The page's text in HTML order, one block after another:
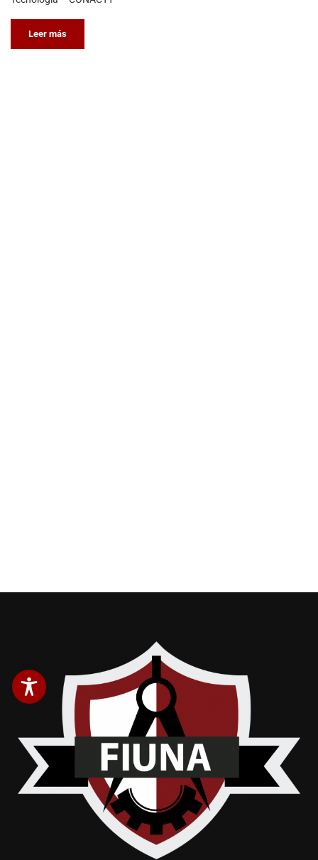
Leer más